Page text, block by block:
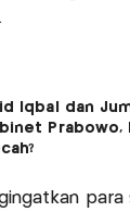
Iqbal dan
Prabowo,